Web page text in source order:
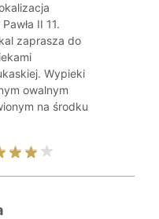
II 11.
zaprasza do
Wypieki
owalnym
na środku